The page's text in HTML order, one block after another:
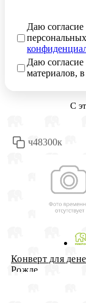
Даю
Даю
материалов,
С
ч48300к
Конверт для
Рожде...